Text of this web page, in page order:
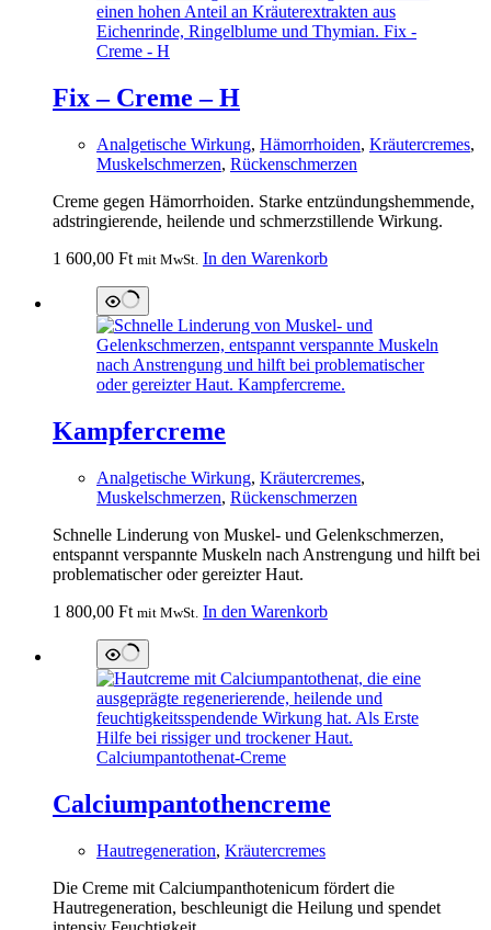
Fix – Creme – H
Analgetische Wirkung, Hämorrhoiden, Kräutercremes,
Muskelschmerzen, Rückenschmerzen
Creme gegen Hämorrhoiden. Starke entzündungshemmende,
adstringierende, heilende und schmerzstillende Wirkung.
1 600,00 Ft mit MwSt. In den Warenkorb
Kampfercreme
Analgetische Wirkung, Kräutercremes,
Muskelschmerzen, Rückenschmerzen
Schnelle Linderung von Muskel- und Gelenkschmerzen,
entspannt verspannte Muskeln nach Anstrengung und hilft bei
problematischer oder gereizter Haut.
1 800,00 Ft mit MwSt. In den Warenkorb
Calciumpantothencreme
Hautregeneration, Kräutercremes
Die Creme mit Calciumpanthotenicum fördert die
Hautregeneration, beschleunigt die Heilung und spendet